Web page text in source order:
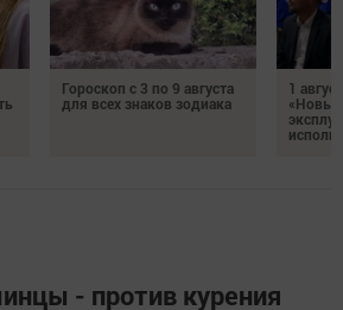
Гороскоп с 3 по 9 августа
для всех знаков зодиака
1
«Новые
- против курения